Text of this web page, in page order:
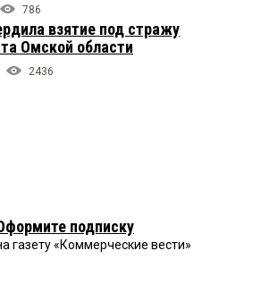
786
взятие под стражу
Омской области
2436
подписку
газету «Коммерческие вести»